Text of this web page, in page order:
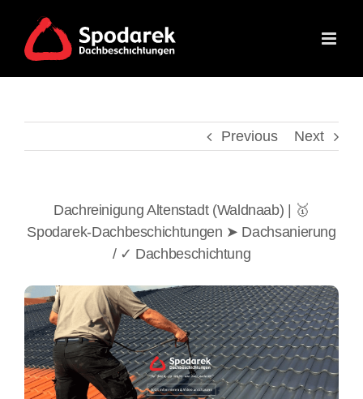
content
Previous Next
Dachreinigung Altenstadt (Waldnaab) | 🥇
Spodarek-Dachbeschichtungen ➤ Dachsanierung
/ ✓ Dachbeschichtung